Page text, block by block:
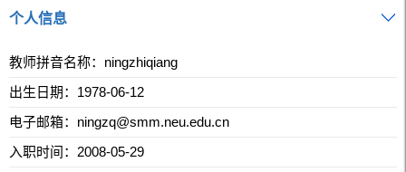
个人信息
教师拼音名称：ningzhiqiang
出生日期：1978-06-12
电子邮箱： ningzq@smm.neu.edu.cn
入职时间：2008-05-29